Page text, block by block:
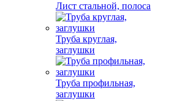
Лист стальной, полоса
Труба круглая,
заглушки
Труба профильная,
заглушки